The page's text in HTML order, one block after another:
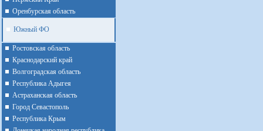
Оренбурская область
Южный ФО
Ростовская область
Краснодарский край
Волгоградская область
Республика Адыгея
Астраханская область
Город Севастополь
Республика Крым